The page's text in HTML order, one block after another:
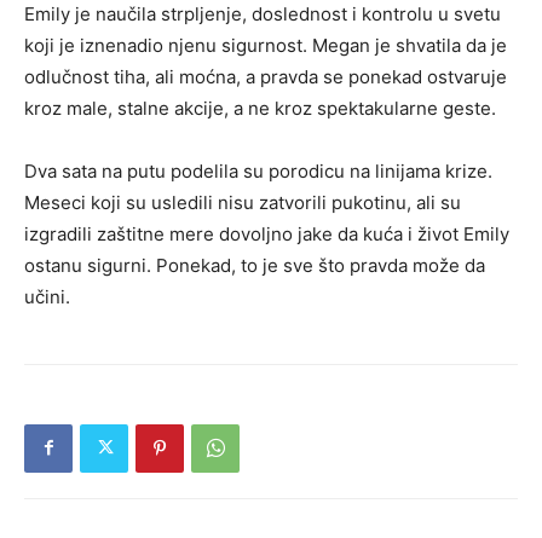
Emily je naučila strpljenje, doslednost i kontrolu u svetu
koji je iznenadio njenu sigurnost. Megan je shvatila da je
odlučnost tiha, ali moćna, a pravda se ponekad ostvaruje
kroz male, stalne akcije, a ne kroz spektakularne geste.
Dva sata na putu podelila su porodicu na linijama krize.
Meseci koji su usledili nisu zatvorili pukotinu, ali su
izgradili zaštitne mere dovoljno jake da kuća i život Emily
ostanu sigurni. Ponekad, to je sve što pravda može da
učini.